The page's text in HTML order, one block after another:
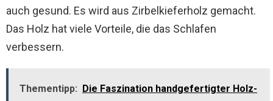
auch gesund. Es wird aus Zirbelkieferholz gemacht.
Das Holz hat viele Vorteile, die das Schlafen
verbessern.
Thementipp:
Die Faszination handgefertigter Holz-